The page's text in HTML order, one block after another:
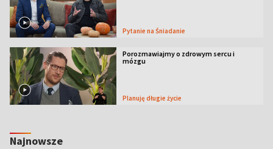
Pytanie na Śniadanie
Porozmawiajmy o zdrowym sercu i
mózgu
Planuję długie życie
Najnowsze